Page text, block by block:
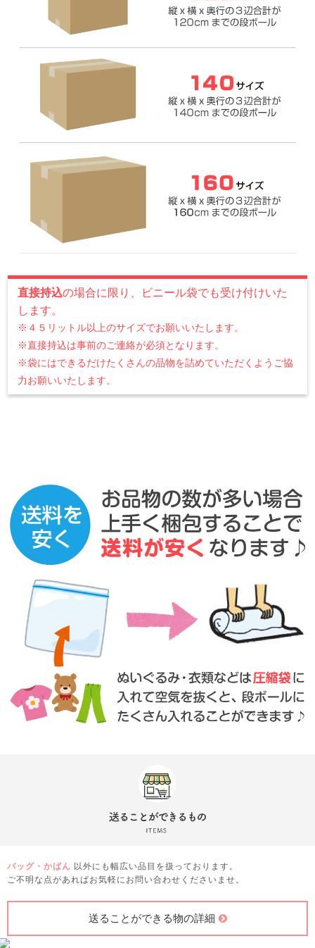
直接持込の場合に限り、ビニール袋でも受け付けいた
します。
※４５リットル以上のサイズでお願いいたします。
※直接持込は事前のご連絡が必須となります。
※袋にはできるだけたくさんの品物を詰めていただくようご協
力お願いいたします。
バッグ・かばん 以外にも幅広い品目を扱っております。
ご不明な点があればお気軽にお問い合わせくださいませ。
送ることができる物の詳細